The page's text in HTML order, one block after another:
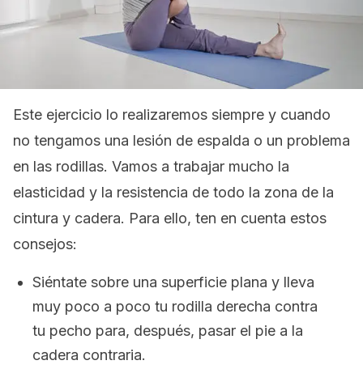
Este ejercicio lo realizaremos siempre y cuando
no tengamos una lesión de espalda o un problema
en las rodillas. Vamos a trabajar mucho la
elasticidad y la resistencia de todo la zona de la
cintura y cadera. Para ello, ten en cuenta estos
consejos:
Siéntate sobre una superficie plana y lleva
muy poco a poco tu rodilla derecha contra
tu pecho para, después, pasar el pie a la
cadera contraria.